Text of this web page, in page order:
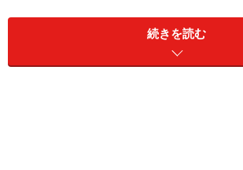
クルショップに付いてお聞かせ下さい。
続きを読む